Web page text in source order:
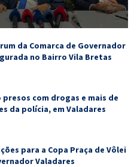
da Comarca de Governador
no Bairro Vila Bretas
presos com drogas e mais de
da polícia, em Valadares
para a Copa Praça de Vôlei
Valadares